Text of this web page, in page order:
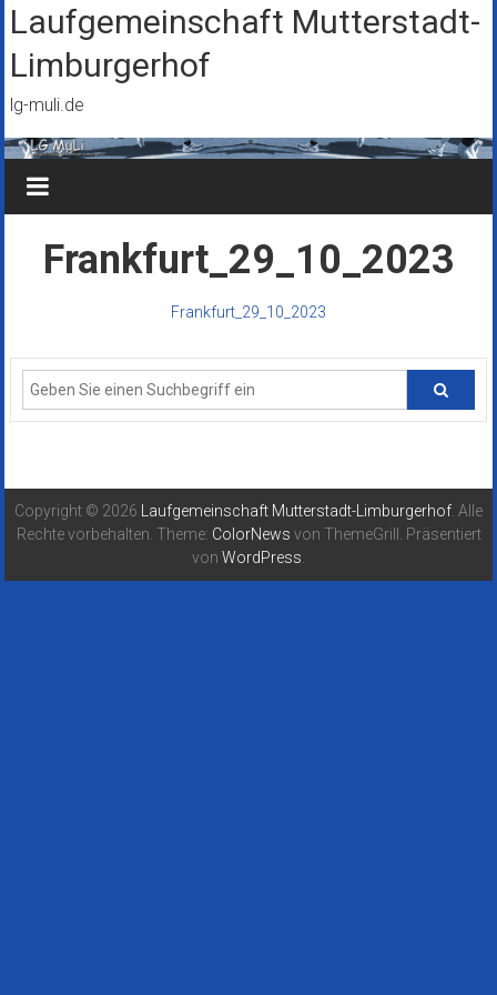
Zum
Inhalt
springen
Laufgemeinschaft Mutterstadt-
Limburgerhof
lg-muli.de
Frankfurt_29_10_2023
Frankfurt_29_10_2023
Copyright © 2026 Laufgemeinschaft Mutterstadt-Limburgerhof . Alle
Rechte vorbehalten. Theme: ColorNews von ThemeGrill. Präsentiert
von WordPress